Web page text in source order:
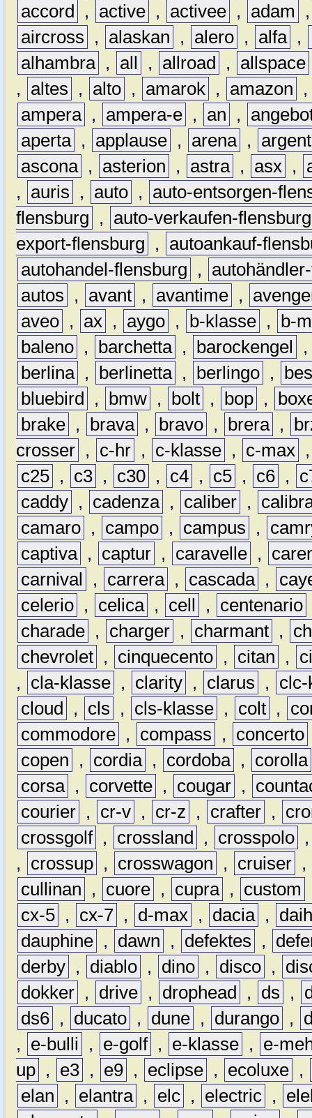
accord
, active , activee , adam
aircross
, alaskan , alero , alfa ,
alhambra , all , allroad , allspace
,
altes , alto , amarok , amazon
ampera , ampera-e , an ,
aperta , applause , arena ,
ascona , asterion , astra , asx ,
,
auris , auto ,
auto-entsorgen-
flensburg
,
auto-verkaufen-flensburg
export-flensburg
,
autoankauf-
autohandel-flensburg
,
autos
, avant , avantime ,
aveo , ax , aygo , b-klasse ,
b-
baleno , barchetta , barockengel
berlina , berlinetta , berlingo ,
bluebird
, bmw , bolt , bop ,
brake , brava , bravo , brera ,
crosser , c-hr , c-klasse , c-max
c25 , c3 , c30 , c4 , c5 , c6 ,
caddy , cadenza , caliber ,
camaro , campo , campus ,
captiva , captur , caravelle ,
carnival
, carrera , cascada ,
celerio , celica , cell , centenario
charade , charger , charmant ,
chevrolet , cinquecento , citan ,
,
cla-klasse , clarity , clarus ,
clc-
cloud
, cls , cls-klasse , colt ,
commodore , compass , concerto
copen
, cordia , cordoba ,
corolla
corsa , corvette , cougar ,
courier , cr-v , cr-z , crafter ,
crossgolf , crossland , crosspolo
,
crossup , crosswagon , cruiser ,
cullinan
, cuore , cupra , custom
cx-5 , cx-7 , d-max , dacia ,
dauphine , dawn , defektes ,
derby , diablo , dino , disco ,
dokker , drive , drophead , ds ,
ds6 , ducato , dune , durango ,
,
e-bulli , e-golf , e-klasse ,
e-
up , e3 , e9 , eclipse , ecoluxe ,
elan
, elantra , elc , electric ,